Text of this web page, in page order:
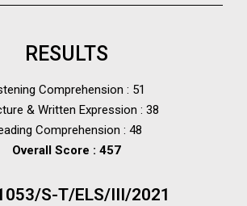
RESULTS
Comprehension : 51
& Written Expression : 38
Comprehension : 48
Overall Score : 457
S-T/ELS/III/2021